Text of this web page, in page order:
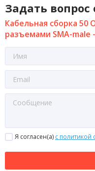
Задать вопрос
Кабельная сборка 50
разъемами SMA-male
Я согласен(a) с политикой